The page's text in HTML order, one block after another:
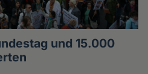
und 15.000